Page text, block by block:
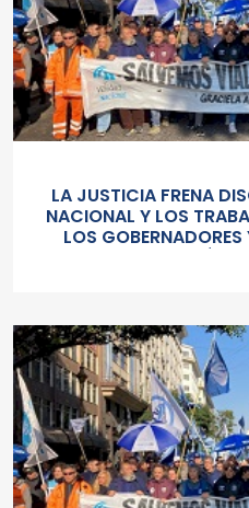
LA JUSTICIA FRENA
NACIONAL Y LOS
LOS